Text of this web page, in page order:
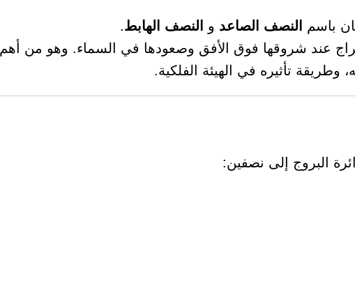
باسم النصف الصاعد و النصف الهابط.
عند شروقها فوق الأفق وصعودها في السماء. وهو من أهم
وطريقة تأثيره في الهيئة الفلكية.
البروج إلى نصفين: